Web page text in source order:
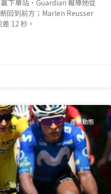
下單站，Guardian 報導她從
回到前方；Marlen Reusser
12 秒。
產業動態